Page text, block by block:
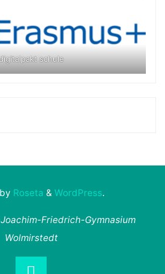
schule
Roseta & WordPress.
Friedrich-Gymnasium
Wolmirstedt